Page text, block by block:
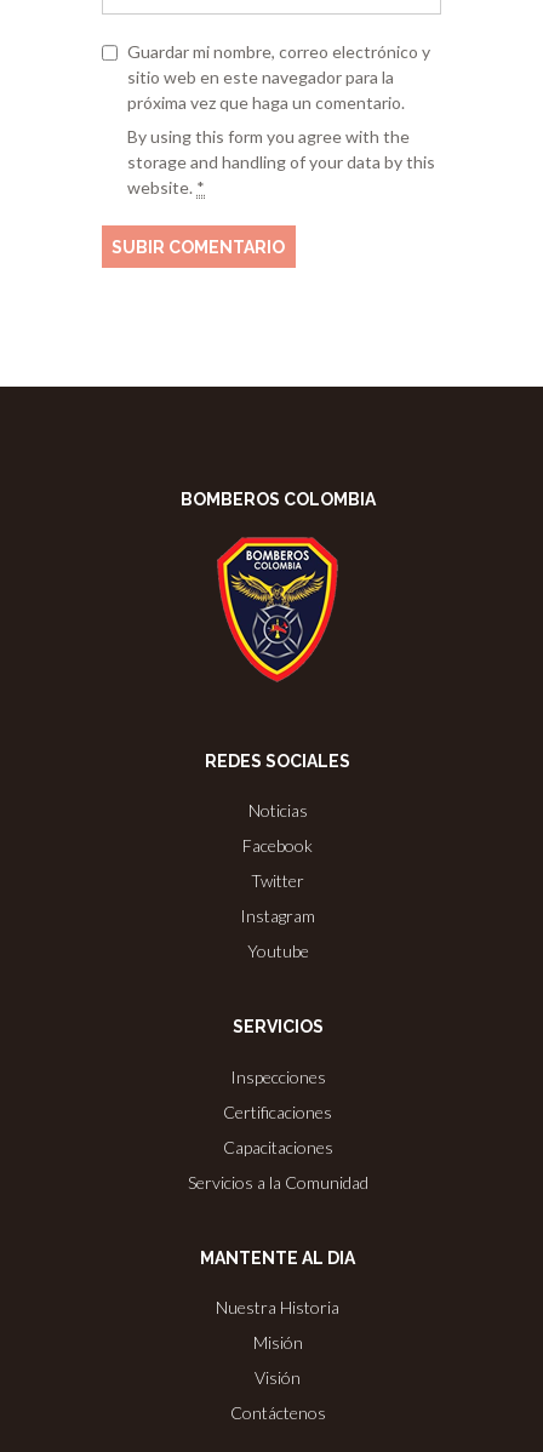
Guardar mi nombre, correo electrónico y
sitio web en este navegador para la
próxima vez que haga un comentario.
By using this form you agree with the
storage and handling of your data by this
website. *
BOMBEROS COLOMBIA
REDES SOCIALES
Noticias
Facebook
Twitter
Instagram
Youtube
SERVICIOS
Inspecciones
Certificaciones
Capacitaciones
Servicios a la Comunidad
MANTENTE AL DIA
Nuestra Historia
Misión
Visión
Contáctenos